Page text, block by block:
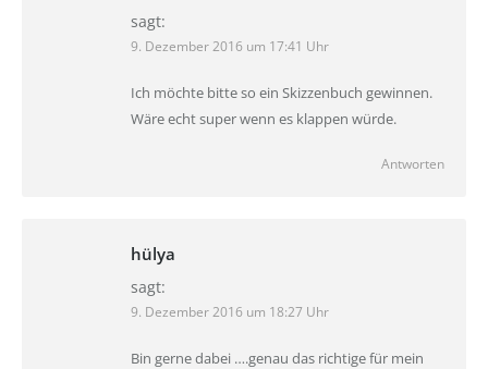
sagt:
9. Dezember 2016 um 17:41 Uhr
Ich möchte bitte so ein Skizzenbuch gewinnen.
Wäre echt super wenn es klappen würde.
Antworten
hülya
sagt:
9. Dezember 2016 um 18:27 Uhr
Bin gerne dabei ….genau das richtige für mein